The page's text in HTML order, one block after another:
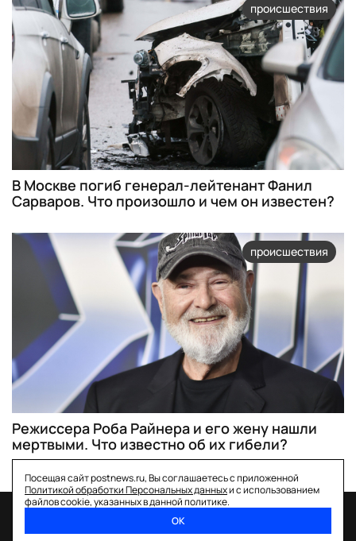
происшествия
В Москве погиб генерал-лейтенант Фанил
Сарваров. Что произошло и чем он известен?
происшествия
Режиссера Роба Райнера и его жену нашли
мертвыми. Что известно об их гибели?
Посещая сайт postnews.ru, Вы соглашаетесь с приложенной
Политикой обработки Персональных данныхи с использованием
файлов cookie, указанных в данной политике.
ОК